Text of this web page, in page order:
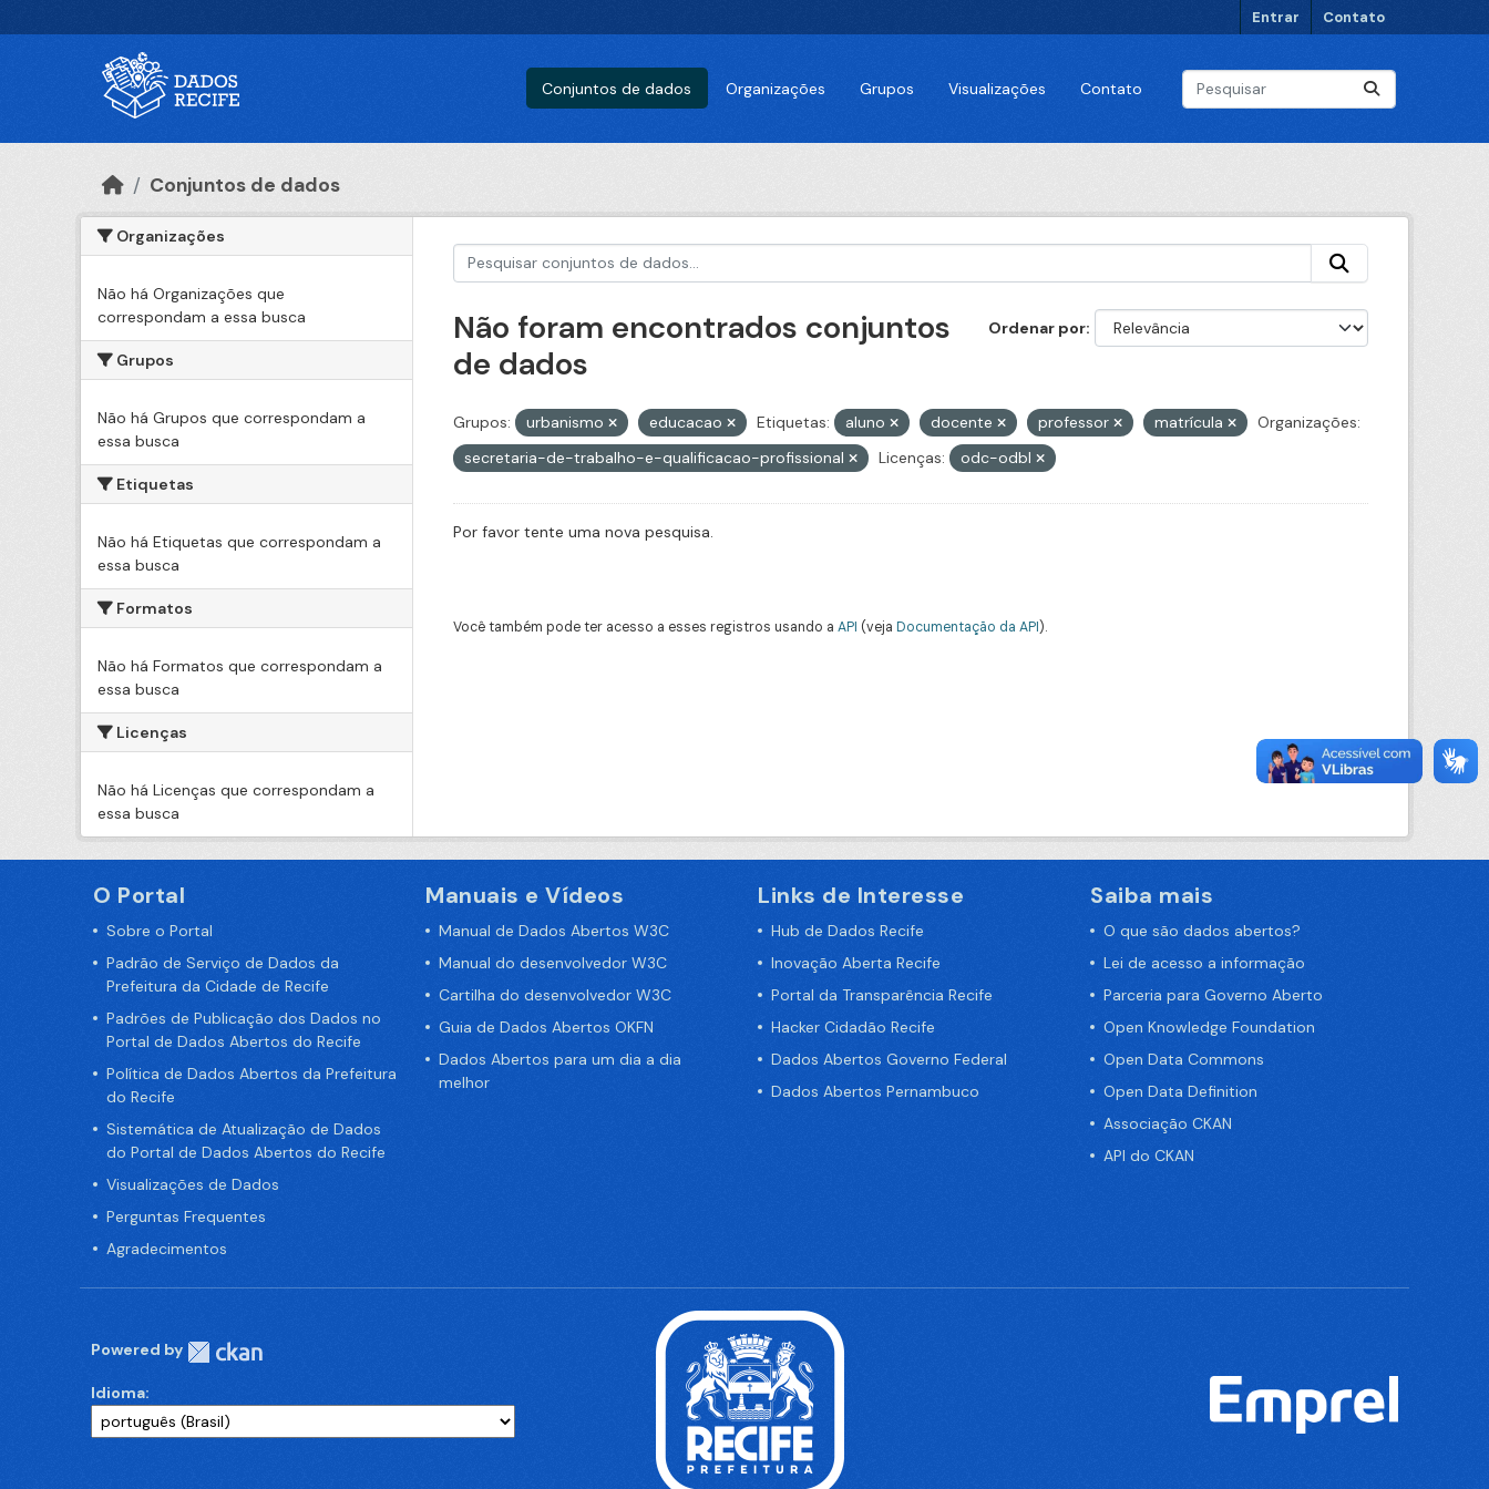
Entrar Contato
Conjuntos de dados Organizações Grupos Visualizações Contato
Conjuntos de dados
Organizações
Não há Organizações que
correspondam a essa busca
Grupos
Não há Grupos que correspondam a
essa busca
Etiquetas
Não há Etiquetas que correspondam a
essa busca
Formatos
Não há Formatos que correspondam a
essa busca
Licenças
Não há Licenças que correspondam a
essa busca
Ordenar por
Não foram encontrados conjuntos
de dados
Grupos: urbanismo educacao Etiquetas: aluno docente professor matrícula
Organizações:
secretaria-de-trabalho-e-qualificacao-profissional
Licenças: odc-odbl
Por favor tente uma nova pesquisa.
Você também pode ter acesso a esses registros usando a API (veja Documentação da API).
O Portal
Sobre o Portal
Padrão de Serviço de Dados da
Prefeitura da Cidade de Recife
Padrões de Publicação dos Dados no
Portal de Dados Abertos do Recife
Política de Dados Abertos da Prefeitura
do Recife
Sistemática de Atualização de Dados
do Portal de Dados Abertos do Recife
Visualizações de Dados
Perguntas Frequentes
Agradecimentos
Manuais e Vídeos
Manual de Dados Abertos W3C
Manual do desenvolvedor W3C
Cartilha do desenvolvedor W3C
Guia de Dados Abertos OKFN
Dados Abertos para um dia a dia
melhor
Links de Interesse
Hub de Dados Recife
Inovação Aberta Recife
Portal da Transparência Recife
Hacker Cidadão Recife
Dados Abertos Governo Federal
Dados Abertos Pernambuco
Saiba mais
O que são dados abertos?
Lei de acesso a informação
Parceria para Governo Aberto
Open Knowledge Foundation
Open Data Commons
Open Data Definition
Associação CKAN
API do CKAN
Powered by
Idioma